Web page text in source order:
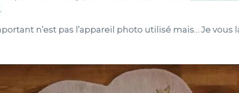
.
n’est pas l’appareil photo utilisé mais… Je vous